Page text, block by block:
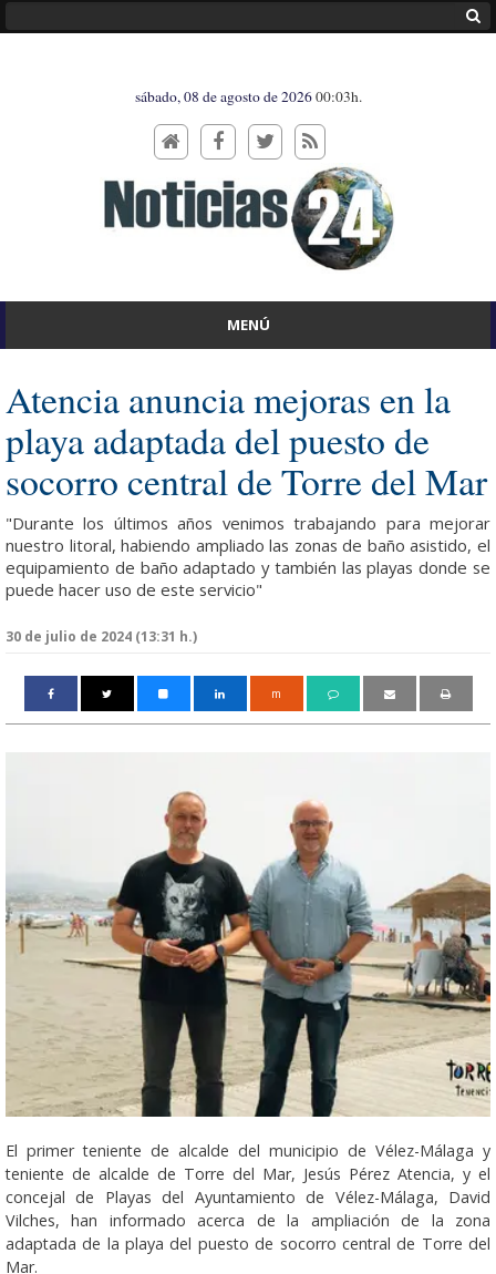
sábado, 08 de agosto de 202600:03h.
MENÚ
Atencia anuncia mejoras en la
playa adaptada del puesto de
socorro central de Torre del Mar
"Durante los últimos años venimos trabajando para mejorar
nuestro litoral, habiendo ampliado las zonas de baño asistido, el
equipamiento de baño adaptado y también las playas donde se
puede hacer uso de este servicio"
30 de julio de 2024 (13:31 h.)
m
El primer teniente de alcalde del municipio de Vélez-Málaga y
teniente de alcalde de Torre del Mar, Jesús Pérez Atencia, y el
concejal de Playas del Ayuntamiento de Vélez-Málaga, David
Vilches, han informado acerca de la ampliación de la zona
adaptada de la playa del puesto de socorro central de Torre del
Mar.